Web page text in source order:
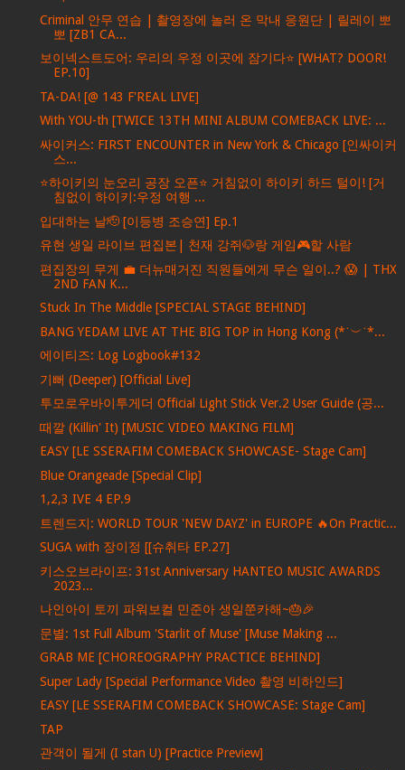
Criminal 안무 연습 | 촬영장에 놀러 온 막내 응원단 | 릴레이 뽀
뽀 [ZB1 CA...
보이넥스트도어: 우리의 우정 이곳에 잠기다⭐️ [WHAT? DOOR!
EP.10]
TA-DA! [@ 143 F'REAL LIVE]
With YOU-th [TWICE 13TH MINI ALBUM COMEBACK LIVE: ...
싸이커스: FIRST ENCOUNTER in New York & Chicago [인싸이커
스...
⭐하이키의 눈오리 공장 오픈⭐ 거침없이 하이키 하드 털이! [거
침없이 하이키:우정 여행 ...
입대하는 날🫡 [이등병 조승연] Ep.1
유현 생일 라이브 편집본| 천재 강쥐🐶랑 게임🎮할 사람
편집장의 무게 💼 더뉴매거진 직원들에게 무슨 일이..? 😱 | THX
2ND FAN K...
Stuck In The Middle [SPECIAL STAGE BEHIND]
BANG YEDAM LIVE AT THE BIG TOP in Hong Kong (*˙︶˙*...
에이티즈: Log Logbook#132
기뻐 (Deeper) [Official Live]
투모로우바이투게더 Official Light Stick Ver.2 User Guide (공...
때깔 (Killin' It) [MUSIC VIDEO MAKING FILM]
EASY [LE SSERAFIM COMEBACK SHOWCASE- Stage Cam]
Blue Orangeade [Special Clip]
1,2,3 IVE 4 EP.9
트렌드지: WORLD TOUR 'NEW DAYZ' in EUROPE 🔥On Practic...
SUGA with 장이정 [[슈취타 EP.27]
키스오브라이프: 31st Anniversary HANTEO MUSIC AWARDS
2023...
나인아이 토끼 파워보컬 민준아 생일쭌카해~🎂🎉
문별: 1st Full Album 'Starlit of Muse' [Muse Making ...
GRAB ME [CHOREOGRAPHY PRACTICE BEHIND]
Super Lady [Special Performance Video 촬영 비하인드]
EASY [LE SSERAFIM COMEBACK SHOWCASE: Stage Cam]
TAP
관객이 될게 (I stan U) [Practice Preview]